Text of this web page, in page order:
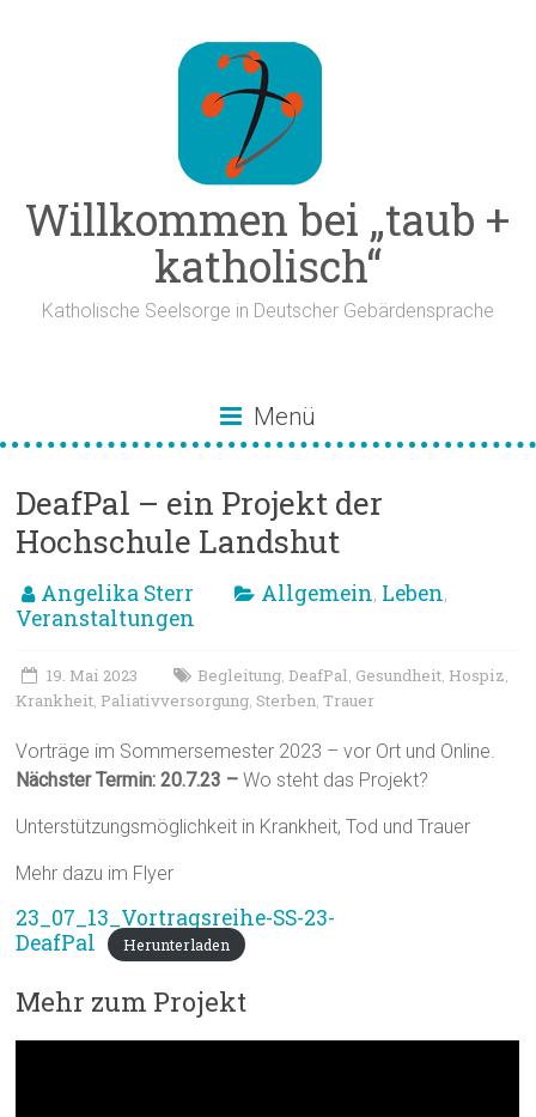
Willkommen bei „taub +
katholisch“
Katholische Seelsorge in Deutscher Gebärdensprache
Menü
DeafPal – ein Projekt der
Hochschule Landshut
Angelika Sterr Allgemein, Leben,
Veranstaltungen
19. Mai 2023 Begleitung, DeafPal, Gesundheit, Hospiz,
Krankheit, Paliativversorgung, Sterben,Trauer
Vorträge im Sommersemester 2023 – vor Ort und Online.
Nächster Termin: 20.7.23 – Wo steht das Projekt?
Unterstützungsmöglichkeit in Krankheit, Tod und Trauer
Mehr dazu im Flyer
23_07_13_Vortragsreihe-SS-23-
DeafPal
Herunterladen
Mehr zum Projekt